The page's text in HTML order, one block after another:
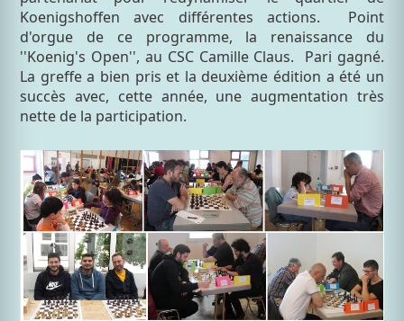
Koenigshoffen avec différentes actions. Point
d'orgue de ce programme, la renaissance du
''Koenig's Open'', au CSC Camille Claus. Pari gagné.
La greffe a bien pris et la deuxième édition a été un
succès avec, cette année, une augmentation très
nette de la participation.